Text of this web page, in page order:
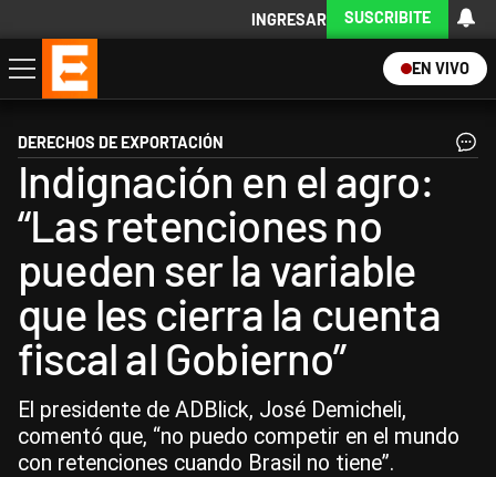
INGRESAR SUSCRIBITE
EN VIVO
Economía
Política
Internacional
Actualidad
Descargá la App
DERECHOS DE EXPORTACIÓN
Indignación en el agro:
“Las retenciones no
pueden ser la variable
que les cierra la cuenta
fiscal al Gobierno”
El presidente de ADBlick, José Demicheli,
comentó que, “no puedo competir en el mundo
con retenciones cuando Brasil no tiene”.